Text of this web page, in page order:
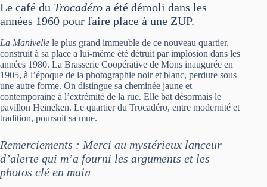
Le café du Trocadéro a été démoli dans les
années 1960 pour faire place à une ZUP.
La Manivelle le plus grand immeuble de ce nouveau quartier,
construit à sa place a lui-même été détruit par implosion dans les
années 1980. La Brasserie Coopérative de Mons inaugurée en
1905, à l’époque de la photographie noir et blanc, perdure sous
une autre forme. On distingue sa cheminée jaune et
contemporaine à l’extrémité de la rue. Elle bat désormais le
pavillon Heineken. Le quartier du Trocadéro, entre modernité et
tradition, poursuit sa mue.
Remerciements : Merci au mystérieux lanceur
d’alerte qui m’a fourni les arguments et les
photos clé en main